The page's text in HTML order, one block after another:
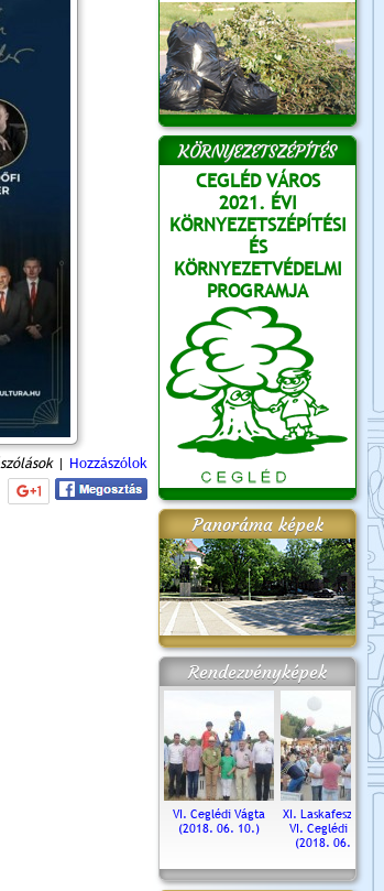
| Hozzászólok
KÖRNYEZETSZÉPÍTÉS
CEGLÉD VÁROS
2021. ÉVI
KÖRNYEZETSZÉPÍTÉSI
ÉS
KÖRNYEZETVÉDELMI
PROGRAMJA
Panoráma képek
Rendezvényképek
VI. Ceglédi Vágta
(2018. 06. 10.)
XI. Laskafesztivál és
VI. Ceglédi Vágta
(2018. 06. 10.)